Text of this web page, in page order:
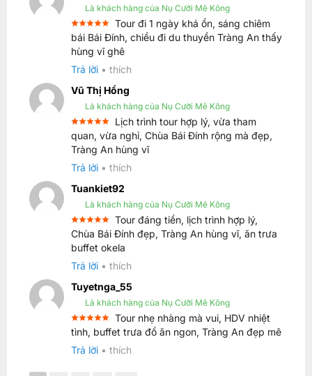
Là khách hàng của Nụ Cười Mê Kông
Được xếp
hạng55
sao
Tour đi 1 ngày khá ổn, sáng chiêm
bái Bái Đính, chiều đi du thuyền Tràng An thấy
hùng vĩ ghê
Trả lời • thích
Vũ Thị Hồng
Là khách hàng của Nụ Cười Mê Kông
Được xếp
hạng 55
sao
Lịch trình tour hợp lý, vừa tham
quan, vừa nghỉ, Chùa Bái Đính rộng mà đẹp,
Tràng An hùng vĩ
Trả lời • thích
Tuankiet92
Là khách hàng của Nụ Cười Mê Kông
Được xếp
hạng5 5
sao
Tour đáng tiền, lịch trình hợp lý,
Chùa Bái Đính đẹp, Tràng An hùng vĩ, ăn trưa
buffet okela
Trả lời • thích
Tuyetnga_55
Là khách hàng của Nụ Cười Mê Kông
Được xếp
hạng 55
sao
Tour nhẹ nhàng mà vui, HDV nhiệt
tình, buffet trưa đồ ăn ngon, Tràng An đẹp mê
Trả lời • thích